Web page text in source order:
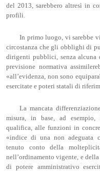
del 2013, sarebbero altresì in
profili.
In primo luogo, vi sarebbe
circostanza che gli obblighi di
dirigenti pubblici, senza alcuna
previsione normativa
«all’evidenza, non sono
esercitate e poteri statali di
La mancata
misura, in base, ad esempio,
qualifica, alle funzioni in
«indice di una non adeguata
tenuto conto della
nell’ordinamento vigente, e
di potere amministrativo